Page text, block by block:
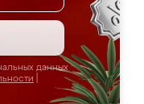
данных